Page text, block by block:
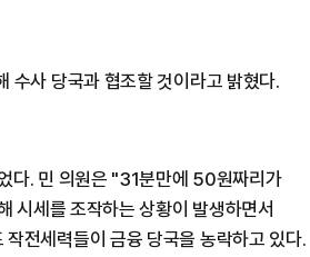
수사 당국과 협조할 것이라고 밝혔다.
다. 민 의원은 "31분만에 50원짜리가
시세를 조작하는 상황이 발생하면서
전세력들이 금융 당국을 농락하고 있다.